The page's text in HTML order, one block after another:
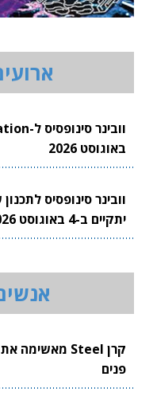
באוגוסט 2026
יתקיים ב-4 באוגוסט 2026
פנים